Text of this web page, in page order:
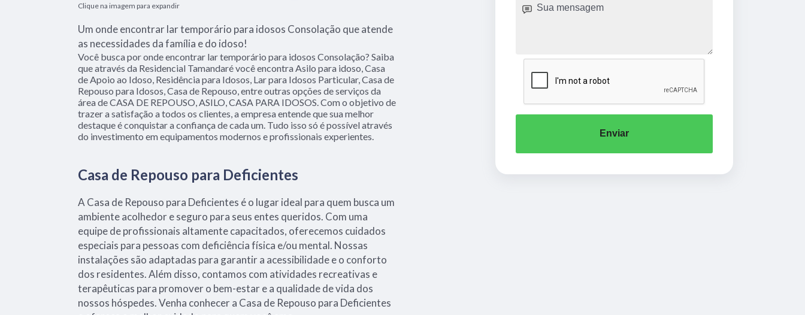
Clique na imagem para expandir
Um onde encontrar lar temporário para idosos Consolação que atende
as necessidades da família e do idoso!
Você busca por onde encontrar lar temporário para idosos Consolação? Saiba
que através da Residencial Tamandaré você encontra Asilo para idoso, Casa
de Apoio ao Idoso, Residência para Idosos, Lar para Idosos Particular, Casa de
Repouso para Idosos, Casa de Repouso, entre outras opções de serviços da
área de CASA DE REPOUSO, ASILO, CASA PARA IDOSOS. Com o objetivo de
trazer a satisfação a todos os clientes, a empresa entende que sua melhor
destaque é conquistar a confiança de cada um. Tudo isso só é possível através
do investimento em equipamentos modernos e profissionais experientes.
Casa de Repouso para Deficientes
A Casa de Repouso para Deficientes é o lugar ideal para quem busca um
ambiente acolhedor e seguro para seus entes queridos. Com uma
equipe de profissionais altamente capacitados, oferecemos cuidados
especiais para pessoas com deficiência física e/ou mental. Nossas
instalações são adaptadas para garantir a acessibilidade e o conforto
dos residentes. Além disso, contamos com atividades recreativas e
terapêuticas para promover o bem-estar e a qualidade de vida dos
nossos hóspedes. Venha conhecer a Casa de Repouso para Deficientes
Enviar